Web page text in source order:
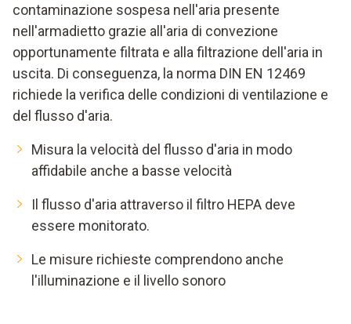
contaminazione sospesa nell'aria presente
nell'armadietto grazie all'aria di convezione
opportunamente filtrata e alla filtrazione dell'aria in
uscita. Di conseguenza, la norma DIN EN 12469
richiede la verifica delle condizioni di ventilazione e
del flusso d'aria.
Misura la velocità del flusso d'aria in modo
affidabile anche a basse velocità
Il flusso d'aria attraverso il filtro HEPA deve
essere monitorato.
Le misure richieste comprendono anche
l'illuminazione e il livello sonoro